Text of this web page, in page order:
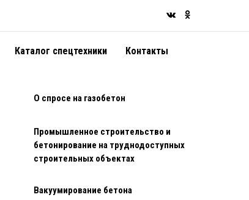
Каталог спецтехники Контакты
О спросе на газобетон
Промышленное строительство и
бетонирование на труднодоступных
строительных объектах
Вакуумирование бетона